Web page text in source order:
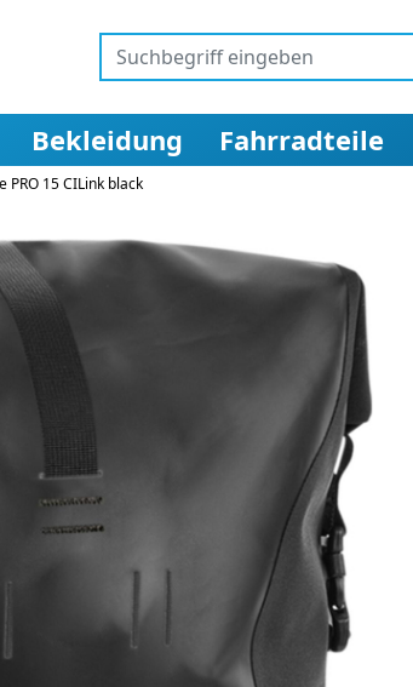
Bekleidung Fahrradteile
PRO 15 CILink black